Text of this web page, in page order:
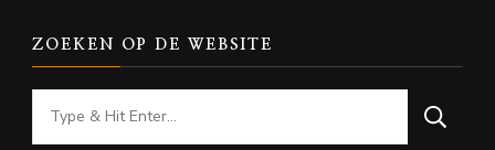
ZOEKEN OP DE WEBSITE
Looking
for